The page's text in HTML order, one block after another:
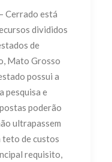
Cerrado está
divididos
de
Mato Grosso
possui a
pesquisa e
poderão
ultrapassem
teto de custos
requisito,